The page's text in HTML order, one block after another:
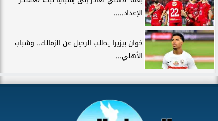
الإعداد.....
خوان بيزيرا يطلب الرحيل عن الزمالك.. وشباب
الأهلي...